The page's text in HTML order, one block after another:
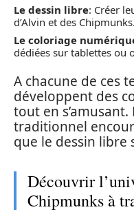
Le dessin libre: Créer
d’Alvin et des Chipmunks.
Le coloriage
dédiées sur tablettes ou
A chacune de ces
développent des
tout en
traditionnel
que le dessin libre
Découvrir
Chipmunks à